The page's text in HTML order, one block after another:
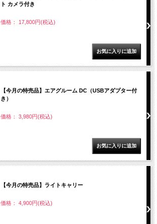
ト カメラ付き
価格： 17,800円(税込)
【今月の特売品】エアグルーム DC（USBアダプター付
き）
価格： 3,980円(税込)
【今月の特売品】ライトキャリー
価格： 4,900円(税込)